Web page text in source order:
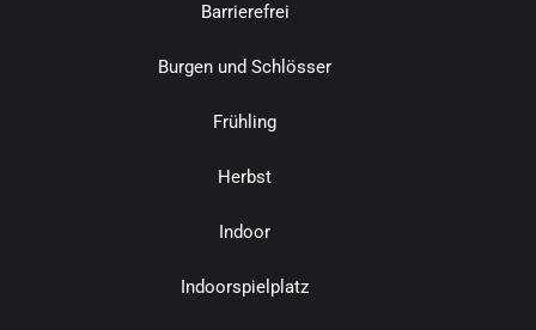
Barrierefrei
Burgen und Schlösser
Frühling
Herbst
Indoor
Indoorspielplatz